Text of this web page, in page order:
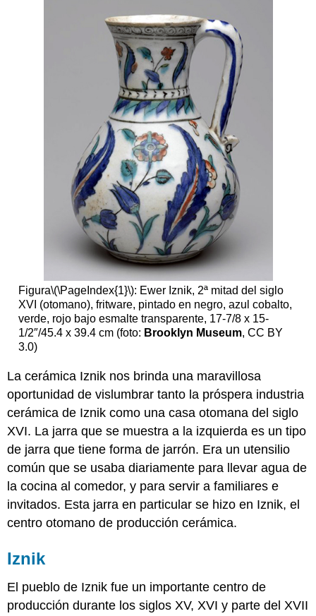
Figura\(\PageIndex{1}\): Ewer Iznik, 2ª mitad del siglo
XVI (otomano), fritware, pintado en negro, azul cobalto,
verde, rojo bajo esmalte transparente, 17-7/8 x 15-
1/2″/45.4 x 39.4 cm (foto: Brooklyn Museum, CC BY
3.0)
La cerámica Iznik nos brinda una maravillosa
oportunidad de vislumbrar tanto la próspera industria
cerámica de Iznik como una casa otomana del siglo
XVI. La jarra que se muestra a la izquierda es un tipo
de jarra que tiene forma de jarrón. Era un utensilio
común que se usaba diariamente para llevar agua de
la cocina al comedor, y para servir a familiares e
invitados. Esta jarra en particular se hizo en Iznik, el
centro otomano de producción cerámica.
Iznik
El pueblo de Iznik fue un importante centro de
producción durante los siglos XV, XVI y parte del XVII